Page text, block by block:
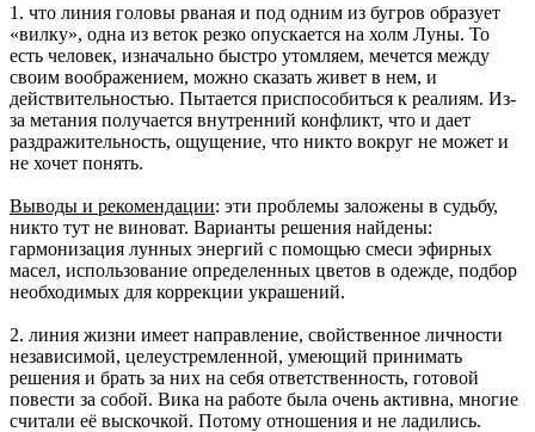
1. что линия головы рваная и под одним из бугров образует
«вилку», одна из веток резко опускается на холм Луны. То
есть человек, изначально быстро утомляем, мечется между
своим воображением, можно сказать живет в нем, и
действительностью. Пытается приспособиться к реалиям. Из-
за метания получается внутренний конфликт, что и дает
раздражительность, ощущение, что никто вокруг не может и
не хочет понять.
Выводы и рекомендации: эти проблемы заложены в судьбу,
никто тут не виноват. Варианты решения найдены:
гармонизация лунных энергий с помощью смеси эфирных
масел, использование определенных цветов в одежде, подбор
необходимых для коррекции украшений.
2. линия жизни имеет направление, свойственное личности
независимой, целеустремленной, умеющий принимать
решения и брать за них на себя ответственность, готовой
повести за собой. Вика на работе была очень активна, многие
считали её выскочкой. Потому отношения и не ладились.